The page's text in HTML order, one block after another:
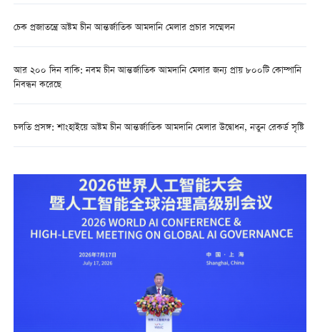
চেক প্রজাতন্ত্রে অষ্টম চীন আন্তর্জাতিক আমদানি মেলার প্রচার সম্মেলন
আর ২০০ দিন বাকি: নবম চীন আন্তর্জাতিক আমদানি মেলার জন্য প্রায় ৮০০টি কোম্পানি
নিবন্ধন করেছে
চলতি প্রসঙ্গ: শাংহাইয়ে অষ্টম চীন আন্তর্জাতিক আমদানি মেলার উদ্বোধন, নতুন রেকর্ড সৃষ্টি